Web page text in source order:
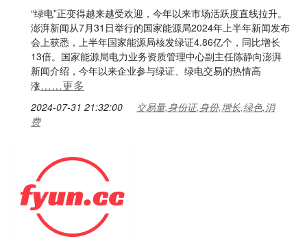
“绿电”正变得越来越受欢迎，今年以来市场活跃度直线拉升。
澎湃新闻从7月31日举行的国家能源局2024年上半年新闻发布
会上获悉，上半年国家能源局核发绿证4.86亿个，同比增长
13倍。国家能源局电力业务资质管理中心副主任陈静向澎湃
新闻介绍，今年以来企业参与绿证、绿电交易的热情高
涨……更多
2024-07-31 21:32:00
交易量,身份证,身份,增长,绿色,消
费